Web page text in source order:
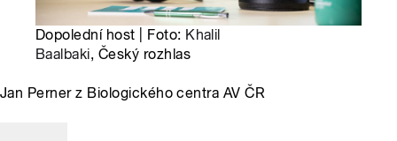
Dopolední host | Foto: Khalil
Baalbaki, Český rozhlas
Jan Perner z Biologického centra AV ČR